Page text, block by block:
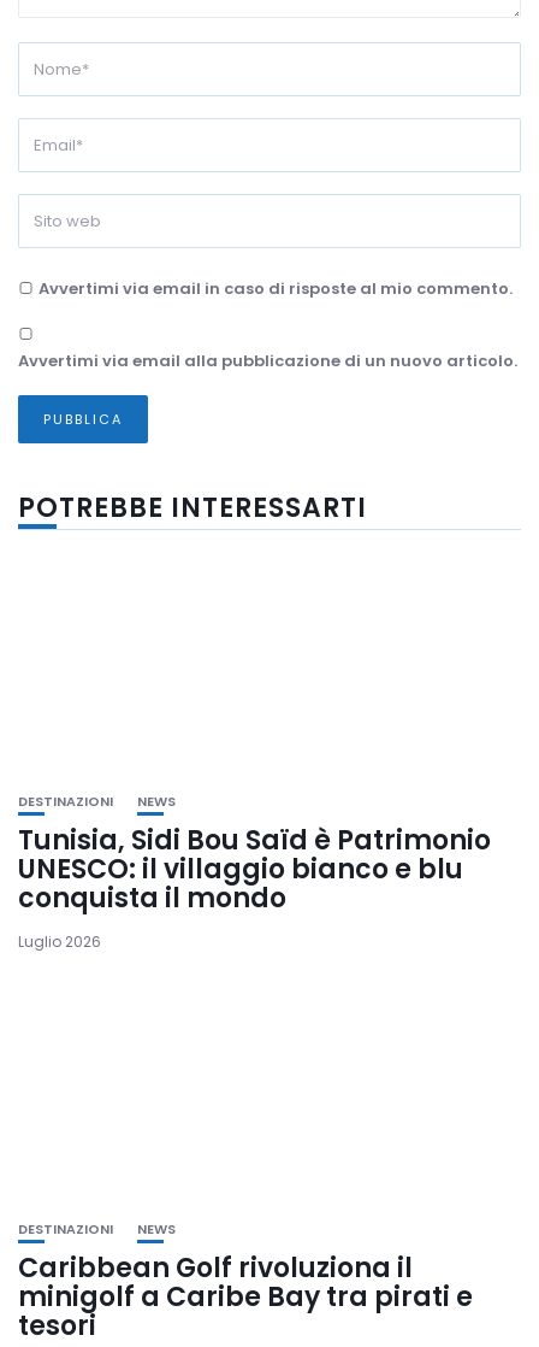
Avvertimi via email in caso di risposte al mio commento.
Avvertimi via email alla pubblicazione di un nuovo articolo.
POTREBBE INTERESSARTI
DESTINAZIONI NEWS
Tunisia, Sidi Bou Saïd è Patrimonio
UNESCO: il villaggio bianco e blu
conquista il mondo
Luglio 2026
DESTINAZIONI NEWS
Caribbean Golf rivoluziona il
minigolf a Caribe Bay tra pirati e
tesori